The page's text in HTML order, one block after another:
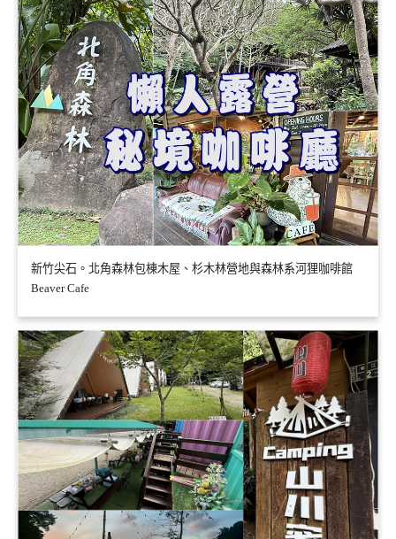
新竹尖石。北角森林包棟木屋、杉木林營地與森林系河狸咖啡館
Beaver Cafe